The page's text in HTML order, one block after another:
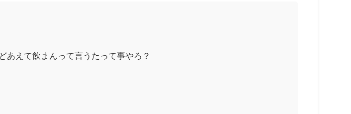
あえて飲まんって言うたって事やろ？